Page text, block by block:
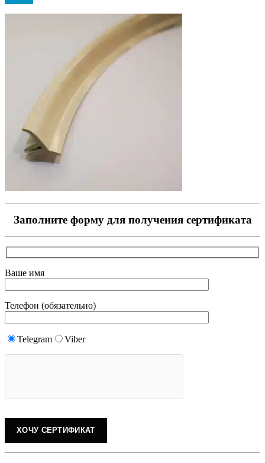
Заполните форму для получения сертификата
Ваше имя
Телефон (обязательно)
Telegram Viber